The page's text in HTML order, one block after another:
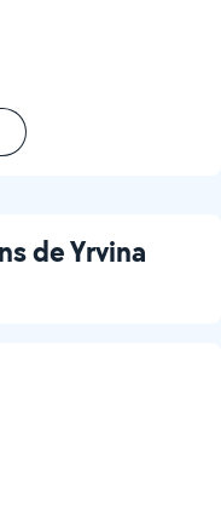
de Yrvina